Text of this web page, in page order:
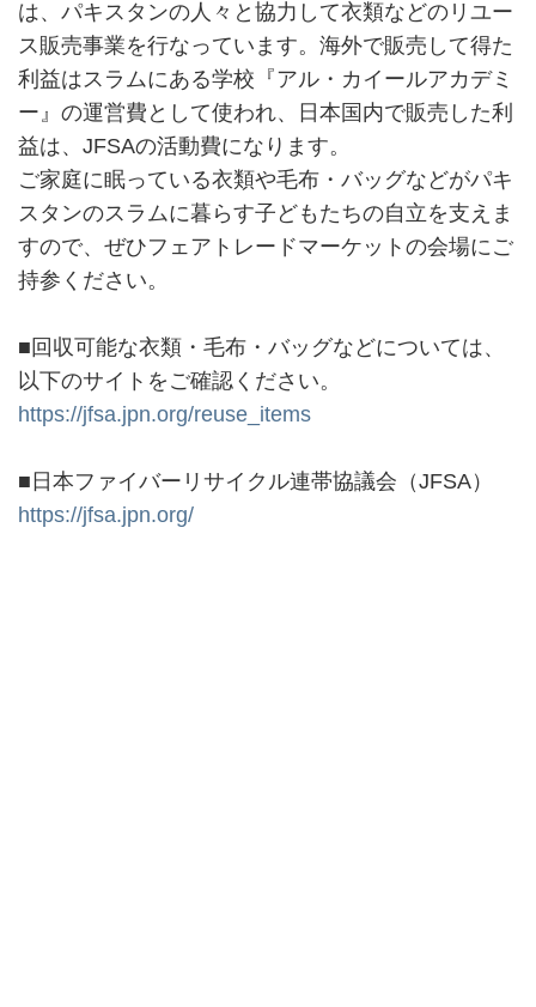
は、パキスタンの人々と協力して衣類などのリユー
ス販売事業を行なっています。海外で販売して得た
利益はスラムにある学校『アル・カイールアカデミ
ー』の運営費として使われ、日本国内で販売した利
益は、JFSAの活動費になります。
ご家庭に眠っている衣類や毛布・バッグなどがパキ
スタンのスラムに暮らす子どもたちの自立を支えま
すので、ぜひフェアトレードマーケットの会場にご
持参ください。
■回収可能な衣類・毛布・バッグなどについては、
以下のサイトをご確認ください。
https://jfsa.jpn.org/reuse_items
■日本ファイバーリサイクル連帯協議会（JFSA）
https://jfsa.jpn.org/